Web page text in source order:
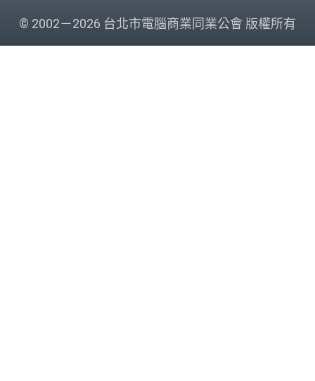
© 2002－2026 台北市電腦商業同業公會 版權所有